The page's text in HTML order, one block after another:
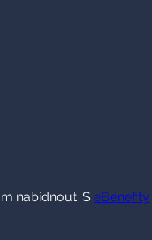
nabídnout. S eBenefity